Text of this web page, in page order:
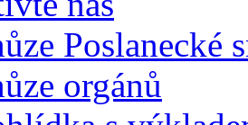
Poslanecké
orgánů